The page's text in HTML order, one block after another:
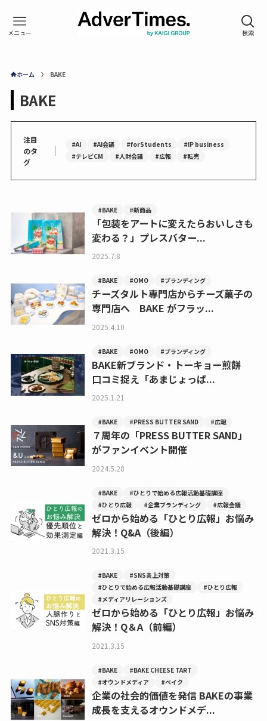
ホーム BAKE
BAKE
注目
のタ
グ
｜ #AI #AI会議 #forStudents
#IP business
#テレビCM
#人財会議 #広報 #転売
#BAKE #新商品
「包装をアートに変えたらおいしさも
変わる？」プレスバター...
2025.7.8
#BAKE #OMO #ブランディング
チーズタルト専門店からチーズ菓子の
専門店へ BAKE がフラッ...
2025.4.10
#BAKE #OMO #ブランディング
BAKE新ブランド・トーキョー煎餅
口コミ捉え「あまじょっぱ...
2025.1.21
#BAKE #PRESS BUTTER SAND #広報
７周年の「PRESS BUTTER SAND」
がファンイベント開催
2024.5.28
#BAKE
#ひとりで始める広報活動基礎講座
#ひとり広報
#企業ブランディング #広報会議
ゼロから始める「ひとり広報」お悩み
解決！Q&A（後編）
2021.3.15
#BAKE
#SNS炎上対策
#ひとりで始める広報活動基礎講座
#ひとり広報
#メディアリレーションズ
ゼロから始める「ひとり広報」お悩み
解決！Q＆A（前編）
2021.3.15
#BAKE
#BAKE CHEESE TART
#オウンドメディア
#ベイク
企業の社会的価値を発信 BAKEの事業
成長を支えるオウンドメデ...